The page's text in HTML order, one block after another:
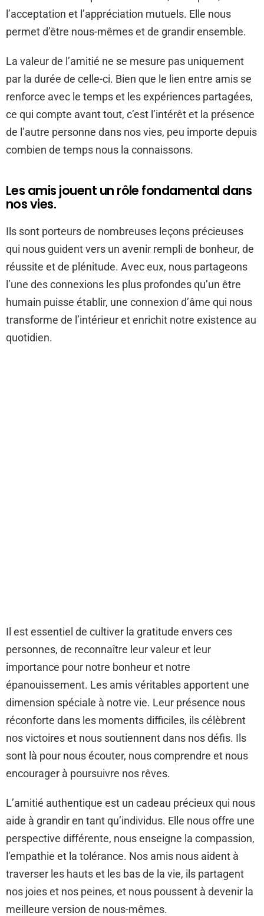
l’acceptation et l’appréciation mutuels. Elle nous
permet d’être nous-mêmes et de grandir ensemble.
La valeur de l’amitié ne se mesure pas uniquement
par la durée de celle-ci. Bien que le lien entre amis se
renforce avec le temps et les expériences partagées,
ce qui compte avant tout, c’est l’intérêt et la présence
de l’autre personne dans nos vies, peu importe depuis
combien de temps nous la connaissons.
Les amis jouent un rôle fondamental dans
nos vies.
Ils sont porteurs de nombreuses leçons précieuses
qui nous guident vers un avenir rempli de bonheur, de
réussite et de plénitude. Avec eux, nous partageons
l’une des connexions les plus profondes qu’un être
humain puisse établir, une connexion d’âme qui nous
transforme de l’intérieur et enrichit notre existence au
quotidien.
Il est essentiel de cultiver la gratitude envers ces
personnes, de reconnaître leur valeur et leur
importance pour notre bonheur et notre
épanouissement. Les amis véritables apportent une
dimension spéciale à notre vie. Leur présence nous
réconforte dans les moments difficiles, ils célèbrent
nos victoires et nous soutiennent dans nos défis. Ils
sont là pour nous écouter, nous comprendre et nous
encourager à poursuivre nos rêves.
L’amitié authentique est un cadeau précieux qui nous
aide à grandir en tant qu’individus. Elle nous offre une
perspective différente, nous enseigne la compassion,
l’empathie et la tolérance. Nos amis nous aident à
traverser les hauts et les bas de la vie, ils partagent
nos joies et nos peines, et nous poussent à devenir la
meilleure version de nous-mêmes.